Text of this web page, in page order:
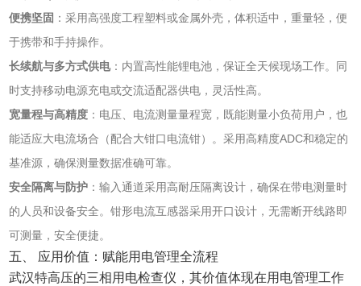
便携坚固 ‌：采用高强度工程塑料或金属外壳，体积适中，重量轻，便
于携带和手持操作。
长续航与多方式供电‌：内置高性能锂电池，保证全天候现场工作。同
时支持移动电源充电或交流适配器供电，灵活性高。
宽量程与高精度 ‌：电压、电流测量量程宽，既能测量小负荷用户，也
能适应大电流场合（配合大钳口电流钳）。采用高精度ADC和稳定的
基准源，确保测量数据准确可靠。
安全隔离与防护 ‌：输入通道采用高耐压隔离设计，确保在带电测量时
的人员和设备安全。钳形电流互感器采用开口设计，无需断开线路即
可测量，安全便捷。
五、 应用价值：赋能用电管理全流程
武汉特高压的三相用电检查仪，其价值体现在用电管理工作